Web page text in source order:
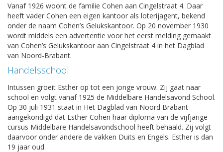
Vanaf 1926 woont de familie Cohen aan Cingelstraat 4. Daar
heeft vader Cohen een eigen kantoor als loterijagent, bekend
onder de naam Cohen’s Gelukskantoor. Op 20 november 1930
wordt middels een advertentie voor het eerst melding gemaakt
van Cohen’s Gelukskantoor aan Cingelstraat 4 in het Dagblad
van Noord-Brabant.
Handelsschool
Intussen groeit Esther op tot een jonge vrouw. Zij gaat naar
school en volgt vanaf 1925 de Middelbare Handelsavond School.
Op 30 juli 1931 staat in Het Dagblad van Noord Brabant
aangekondigd dat Esther Cohen haar diploma van de vijfjarige
cursus Middelbare Handelsavondschool heeft behaald. Zij volgt
daarvoor onder andere de vakken Duits en Engels. Esther is dan
19 jaar oud.